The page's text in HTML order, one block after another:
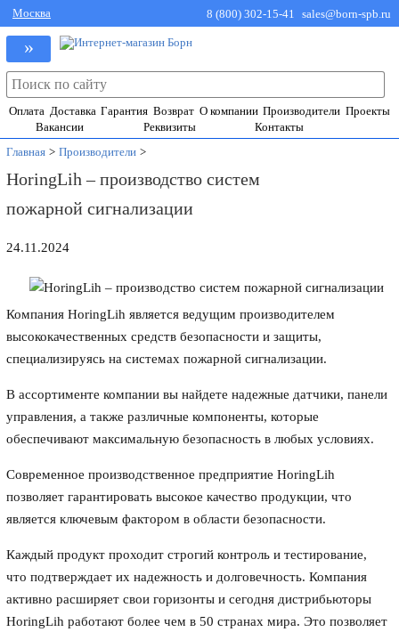
Москва 8 (800) 302-15-41 sales@born-spb.ru
»
Оплата Доставка Гарантия Возврат О компании Производители Проекты
Вакансии
Реквизиты
Контакты
Главная > Производители >
HoringLih – производство систем
пожарной сигнализации
24.11.2024
Компания HoringLih является ведущим производителем
высококачественных средств безопасности и защиты,
специализируясь на системах пожарной сигнализации.
В ассортименте компании вы найдете надежные датчики, панели
управления, а также различные компоненты, которые
обеспечивают максимальную безопасность в любых условиях.
Современное производственное предприятие HoringLih
позволяет гарантировать высокое качество продукции, что
является ключевым фактором в области безопасности.
Каждый продукт проходит строгий контроль и тестирование,
что подтверждает их надежность и долговечность. Компания
активно расширяет свои горизонты и сегодня дистрибьюторы
HoringLih работают более чем в 50 странах мира. Это позволяет